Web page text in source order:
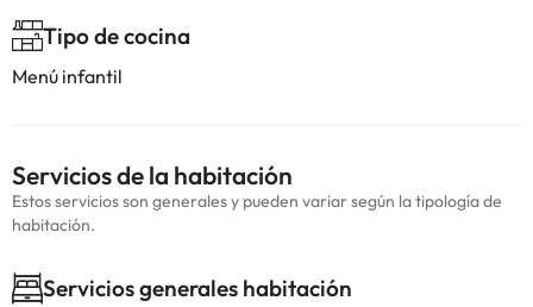
Tipo de cocina
Menú infantil
Servicios de la habitación
Estos servicios son generales y pueden variar según la tipología de
habitación.
Servicios generales habitación